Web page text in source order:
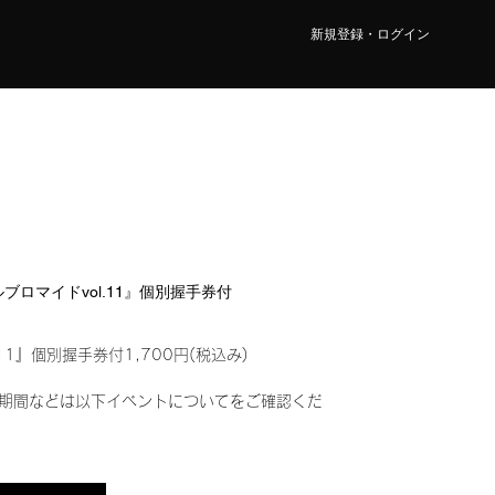
新規登録・ログイン
ロマイドvol.11』個別握手券付
』個別握手券付1,700円(税込み)
間などは以下イベントについてをご確認くだ